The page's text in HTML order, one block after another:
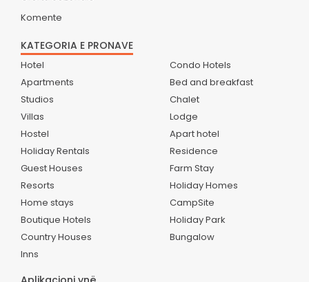
Komente
KATEGORIA E PRONAVE
Hotel
Apartments
Studios
Villas
Hostel
Holiday Rentals
Guest Houses
Resorts
Home stays
Boutique Hotels
Country Houses
Inns
Condo Hotels
Bed and breakfast
Chalet
Lodge
Apart hotel
Residence
Farm Stay
Holiday Homes
CampSite
Holiday Park
Bungalow